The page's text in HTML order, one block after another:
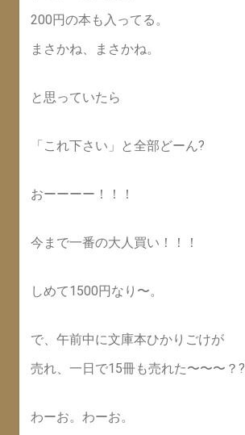
200円の本も入ってる。
まさかね、まさかね。
と思っていたら
「これ下さい」と全部どーん?
おーーーー！！！
今まで一番の大人買い！！！
しめて1500円なり〜。
で、午前中に文庫本ひかりごけが
売れ、一日で15冊も売れた〜〜〜？?
わーお。わーお。